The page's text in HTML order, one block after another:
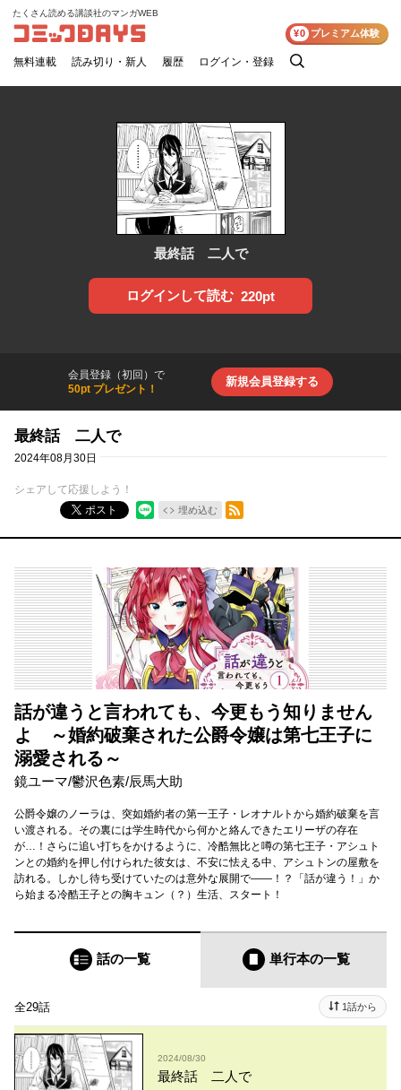
コミックDAYS
たくさん読める講談社のマンガWEB
無料連載 読み切り・新人 履歴 ログイン・登録
検
¥0 プレミアム体験
最終話 二人で
ログインして読む 220pt
会員登録（初回）で
50pt プレゼント！
新規会員登録する
最終話 二人で
2024年08月30日
シェアして応援しよう！
ポスト
埋め込む
RSSフィード
話が違うと言われても、今更もう知りません
よ ～婚約破棄された公爵令嬢は第七王子に
溺愛される～
鏡ユーマ/鬱沢色素/辰馬大助
公爵令嬢のノーラは、突如婚約者の第一王子・レオナルトから婚約破棄を言
い渡される。その裏には学生時代から何かと絡んできたエリーザの存在
が…！さらに追い打ちをかけるように、冷酷無比と噂の第七王子・アシュト
ンとの婚約を押し付けられた彼女は、不安に怯える中、アシュトンの屋敷を
訪れる。しかし待ち受けていたのは意外な展開で――！？「話が違う！」か
ら始まる冷酷王子との胸キュン（？）生活、スタート！
話の一覧 単行本の一覧
全29話 1話から
2024/08/30
最終話 二人で